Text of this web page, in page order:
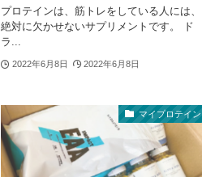
プロテインは、筋トレをしている人には、
絶対に欠かせないサプリメントです。 ド
ラ...
2022年6月8日 2022年6月8日
マイプロテイン